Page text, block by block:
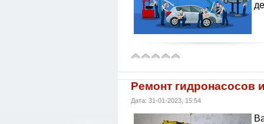
Ремонт гидронасосов
Дата: 31-01-2023, 15:54